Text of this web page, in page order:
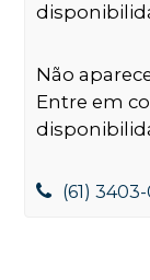
Não
Entre em
(61)